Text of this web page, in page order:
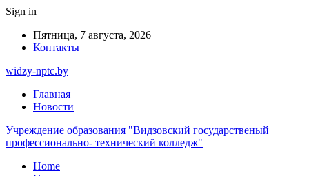
Sign in
Пятница, 7 августа, 2026
Контакты
widzy-nptc.by
Главная
Новости
Учреждение образования "Видзовский государственый
профессионально- технический колледж"
Home